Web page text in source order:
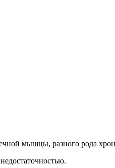
мышцы, разного рода